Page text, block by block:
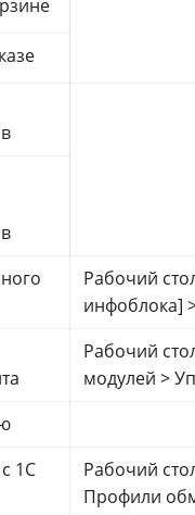
Рабочий
инфоблока]
Рабочий
модулей >
1С
Рабочий
Профили